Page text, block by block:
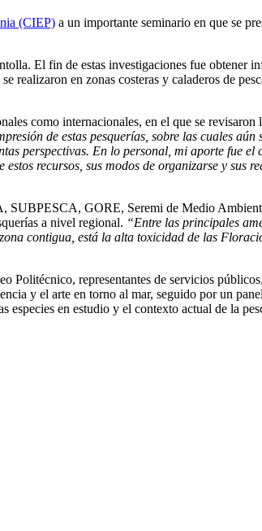
(CIEP) a un importante seminario en que se
El fin de estas investigaciones fue obtener
realizaron en zonas costeras y caladeros de
como internacionales, en el que se revisaron
de estas pesquerías, sobre las cuales aún
perspectivas. En lo personal, mi aporte fue el
recursos, sus modos de organizarse y sus
SUBPESCA, GORE, Seremi de Medio
a nivel regional. “Entre las principales
contigua, está la alta toxicidad de las
Politécnico, representantes de servicios
y el arte en torno al mar, seguido por un
en estudio y el contexto actual de la